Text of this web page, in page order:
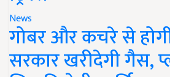
News
गोबर और कचरे से
सरकार खरीदेगी गैस,